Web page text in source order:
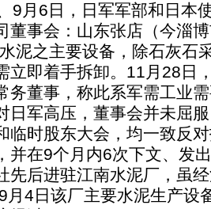
9月6日，日军军部和日本
董事会：山东张店（今淄
泥之主要设备，除石灰石
立即着手拆卸。11月28日
务董事，称此系军需工业
军高压，董事会并未屈服
临时股东大会，均一致反
并在9个月内6次下文、发
先后进驻江南水泥厂，虽
月4日该厂主要水泥生产设